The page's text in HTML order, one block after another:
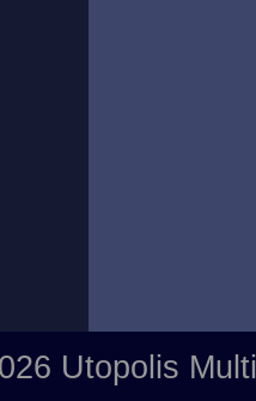
Utopolis